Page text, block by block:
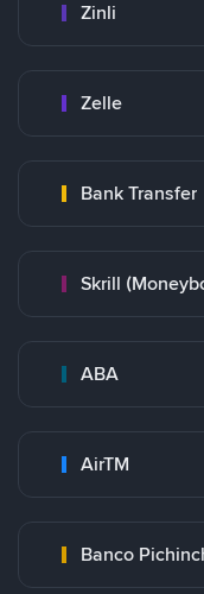
Zinli
Zelle
Bank Transfer
Skrill
ABA
AirTM
Banco